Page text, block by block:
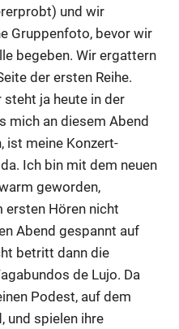
und wir
Gruppenfoto, bevor wir
begeben. Wir ergattern
der ersten Reihe.
steht ja heute in der
mich an diesem Abend
ist meine Konzert-
Ich bin mit dem neuen
geworden,
ersten Hören nicht
Abend gespannt auf
betritt dann die
de Lujo. Da
Podest, auf dem
und spielen ihre